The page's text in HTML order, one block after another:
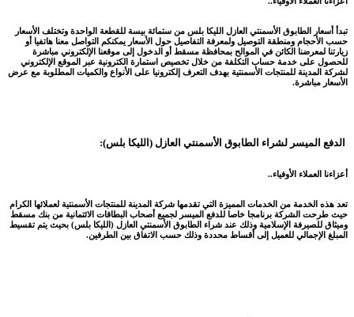
تبدأ أسعار الطابوق الأسمنتي العازل الليكا بلس من ستمائة بيسة للقطعة الواحدة وتختلف الأسعار
حسب الأحجام ومنطقة التوصيل ولمعرفة التفاصيل حول الأسعار يمكنكم التواصل معنا هاتفيا أو
زيارتنا لمعرضنا الكائن في الموالح بمحافظة مسقط أو الدخول إلى موقعنا الإلكتروني مباشرة
للحصول على خدمة حساب التكلفة من خلال تخصيص استمارة الكترونية عبر الموقع الإلكتروني
لشركة المدينة للمنتجات الأسمنتية بهدف التعرف إلكترونيا على الأنواع والكميات المطلوبة مع عرض
الأسعار مباشرة.
الدفع الميسر لشراء الطابوق الأسمنتي العازل (الليكا بلس):
أعزاءنا العملاء الأوفياء..
تعد هذه الخدمة من الخدمات المميزة التي تقدمها شركة المدينة للمنتجات الأسمنتية لعملائها الكرام
حيث طرحت الشركة برنامجا خاصا للدفع الميسر لجميع أصحاب البطاقات الائتمانية من بنك مسقط
وميثاق للصيرفة الإسلامية وذلك عند شراء الطابوق الأسمنتي العازل (الليكا بلس) بحيث يتم تقسيط
المبلغ الإجمالي للعميل إلى أقساط محددة وذلك حسب الاتفاق بين الطرفين.